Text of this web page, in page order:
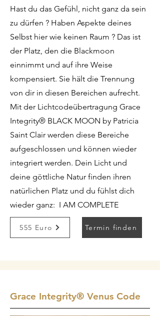
Hast du das Gefühl, nicht ganz da sein
zu dürfen ? Haben Aspekte deines
Selbst hier wie keinen Raum ? Das ist
der Platz, den die Blackmoon
einnimmt und auf ihre Weise
kompensiert. Sie hält die Trennung
von dir in diesen Bereichen aufrecht.
Mit der Lichtcodeübertragung Grace
Integrity® BLACK MOON by Patricia
Saint Clair werden diese Bereiche
aufgeschlossen und können wieder
integriert werden. Dein Licht und
deine göttliche Natur finden ihren
natürlichen Platz und du fühlst dich
wieder ganz: I AM COMPLETE
555 Euro Termin finden
Grace Integrity® Venus Code